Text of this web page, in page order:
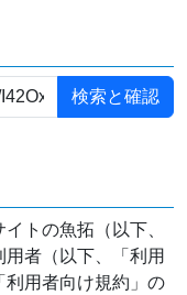
トの魚拓（以下、
用者（以下、「利用
利用者向け規約」の